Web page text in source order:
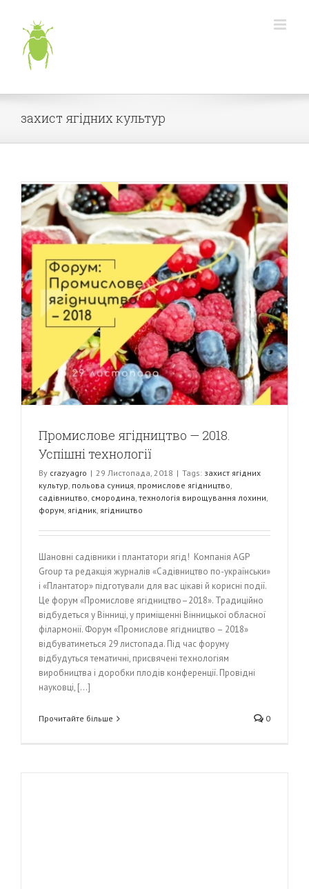
content
захист ягідних культур
Промислове ягідництво — 2018.
Успішні технології
By crazyagro | 29 Листопада, 2018 | Tags: захист ягідних
культур польова суниця промислове ягідництво
садівництво смородина технологія вирощування лохини
форум ягідник ягідництво
Шановні садівники і плантатори ягід! Компанія AGP
Group та редакція журналів «Садівництво по-українськи»
і «Плантатор» підготували для вас цікаві й корисні події.
Це форум «Промислове ягідництво–2018». Традиційно
відбудеться у Вінниці, у приміщенні Вінницької обласної
філармонії. Форум «Промислове ягідництво – 2018»
відбуватиметься 29 листопада. Під час форуму
відбудуться тематичні, присвячені технологіям
виробництва і доробки плодів конференції. Провідні
науковці, [...]
Прочитайте більше 0